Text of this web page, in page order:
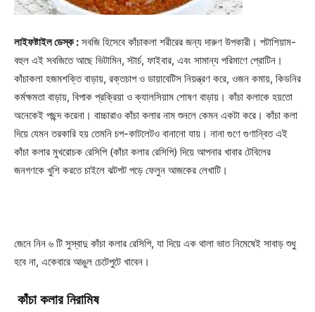
লাইফষ্টাইল ডেস্ক : সবজি হিসেবে কাঁচাকলা শরীরের জন্য দারুণ উপকারী। পটাশিয়াম-
বহুল এই সবজিতে আছে ভিটামিন, স্টার্চ, ফাইবার, এবং সামান্য পরিমাণে প্রোটিন।
কাঁচাকলা হজমশক্তি বাড়ায়, রক্তচাপ ও ডায়াবেটিস নিয়ন্ত্রণ করে, ওজন কমায়, কিডনির
কর্মক্ষমতা বাড়ায়, বিপাক প্রক্রিয়া ও ক্যালসিয়াম শোষণ বাড়ায়। কাঁচা কলাকে হয়তো
অনেকেই পছন্দ করেনা। বাচ্চারাও কাঁচা কলার নাম শুনলে কেমন একটা করে। কাঁচা কলা
দিয়ে যেমন তরকারি হয় তেমনি চপ-কাটলেটও বানানো যায়। নানা গুণে গুণান্বিত এই
কাঁচা কলার মুখরোচক রেসিপি (কাঁচা কলার রেসিপি) দিয়ে আপনার খাবার টেবিলের
জনগণকে খুশি করতে চাইলে ঝটপট পড়ে ফেলুন আজকের লেখাটি।
জেনে নিন ৬ টি সুস্বাদু কাঁচা কলার রেসিপি, যা দিয়ে এক থালা ভাত নিমেষেই সাবাড় শুধু
হবে না, একেবারে আঙুল চেটেপুটে খাবেন।
কাঁচা কলার নিরামিষ